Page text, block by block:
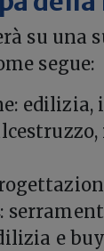
su una
segue:
e